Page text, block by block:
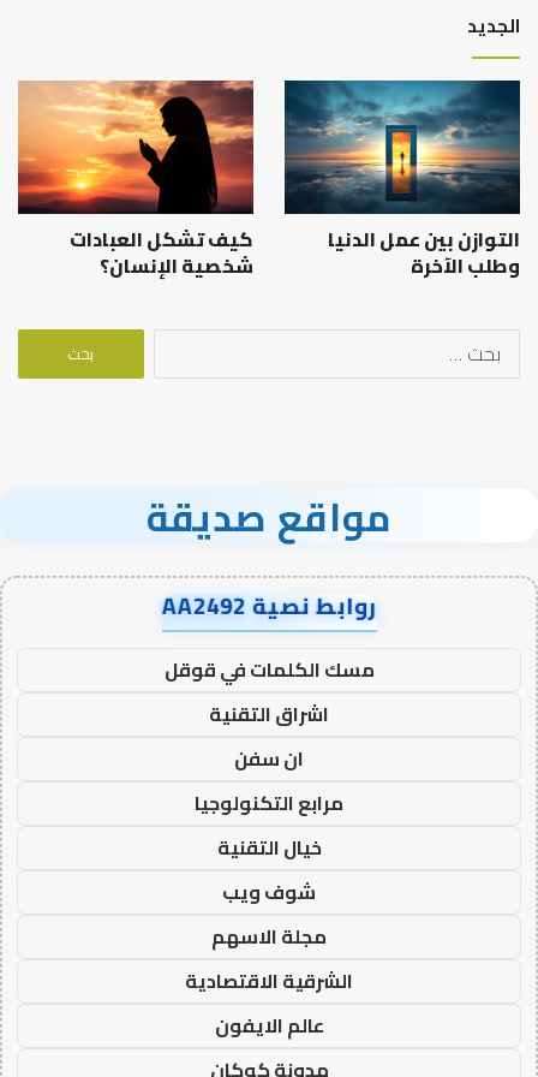
الجديد
التوازن بين عمل الدنيا
وطلب الآخرة
كيف تشكل العبادات
شخصية الإنسان؟
البحث
مواقع صديقة
روابط نصية AA2492
مسك الكلمات في قوقل
اشراق التقنية
ان سفن
مرابع التكنولوجيا
خيال التقنية
شوف ويب
مجلة الاسهم
الشرقية الاقتصادية
عالم الايفون